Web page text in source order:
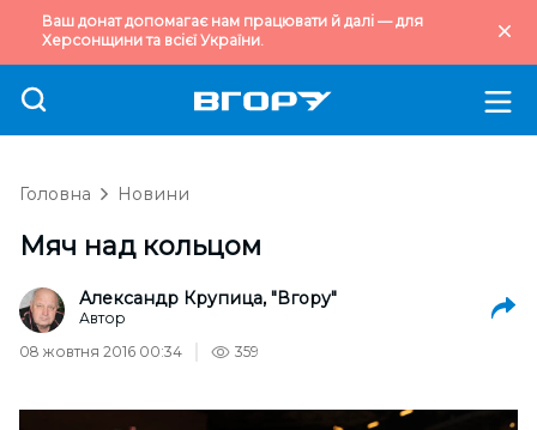
Ваш донат допомагає нам працювати й далі — для
Херсонщини та всієї України.
Головна Новини
Мяч над кольцом
Александр Крупица, "Вгору"
Автор
08 жовтня 2016 00:34
359